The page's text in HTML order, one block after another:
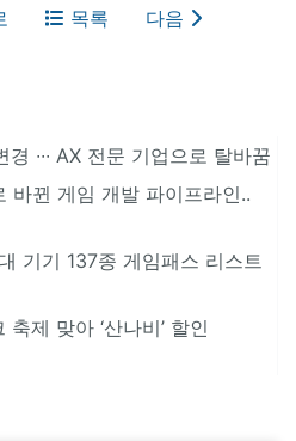
목록 다음
경 ∙∙∙ AX 전문 기업으로 탈바꿈
바뀐 게임 개발 파이프라인..
기기 137종 게임패스 리스트
제 맞아 ‘산나비’ 할인